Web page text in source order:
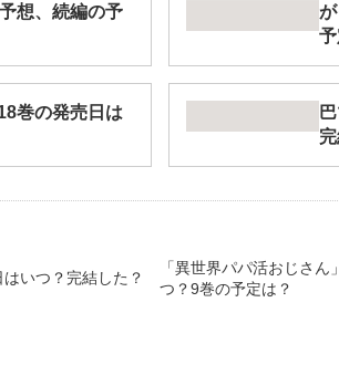
想、続編の予
予
巻の発売日は
完
いつ？完結した？
「異世界パパ活おじさ
つ？9巻の予定は？